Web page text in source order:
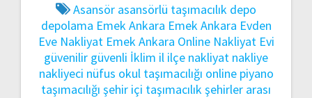
Asansör asansörlü taşımacılık depo
depolama Emek Ankara Emek Ankara Evden
Eve Nakliyat Emek Ankara Online Nakliyat Evi
güvenilir güvenli İklim il ilçe nakliyat nakliye
nakliyeci nüfus okul taşımacılığı online piyano
taşımacılığı şehir içi taşımacılıkşehirler arası